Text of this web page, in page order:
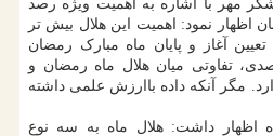
مهر با اشاره به اهمیت ویژه رصد
اظهار نمود: اهمیت این هلال بیش تر
آغاز و پایان ماه مبارک رمضان
تفاوتی میان هلال ماه رمضان و
مگر آنکه داده باارزش علمی داشته
اظهار داشت: هلال ماه به سه نوع